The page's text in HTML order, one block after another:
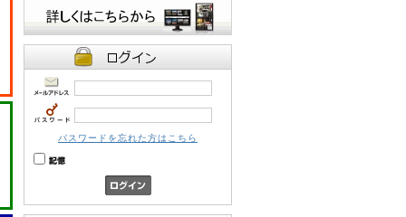
パスワードを忘れた方はこちら